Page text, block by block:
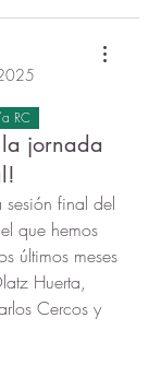
RC
jornada
final del
que hemos
últimos meses
Huerta,
Cercos y